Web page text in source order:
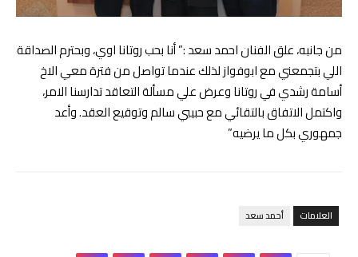
من جانبه، علق الفنان احمد سعد :” أنا بحب روتانا اوي، وبحترم الصداقة
اللي بتجمعني مع ابوفواز لذلك عندما تواصل من فترة معي الاخ
أسامة رشدي في روتانا وعرض علي مسألة التعاقد تدارسنا الامر،
واكتمل الاتفاق بالتقائي مع حبيبي سالم وتوقيع العقد. وأعد
جمهوري بكل ما يرضيه”
العلامات أحمد سعد